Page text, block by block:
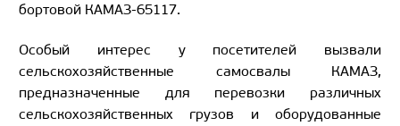
бортовой КАМАЗ-65117.
Особый интерес у посетителей вызвали
сельскохозяйственные самосвалы КАМАЗ,
предназначенные для перевозки различных
сельскохозяйственных грузов и оборудованные